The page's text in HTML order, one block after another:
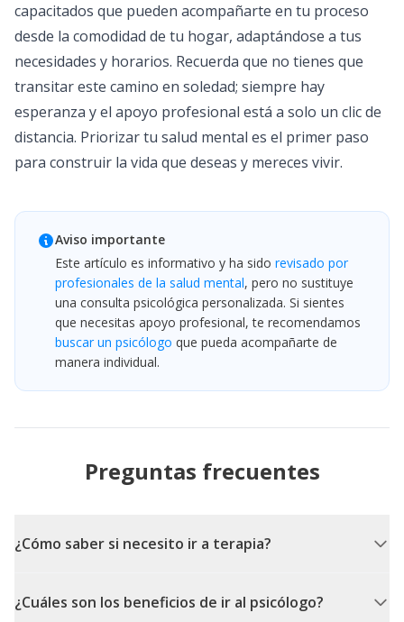
capacitados que pueden acompañarte en tu proceso
desde la comodidad de tu hogar, adaptándose a tus
necesidades y horarios. Recuerda que no tienes que
transitar este camino en soledad; siempre hay
esperanza y el apoyo profesional está a solo un clic de
distancia. Priorizar tu salud mental es el primer paso
para construir la vida que deseas y mereces vivir.
Aviso importante
Este artículo es informativo y ha sido revisado por
profesionales de la salud mental, pero no sustituye
una consulta psicológica personalizada. Si sientes
que necesitas apoyo profesional, te recomendamos
buscar un psicólogo que pueda acompañarte de
manera individual.
Preguntas frecuentes
¿Cómo saber si necesito ir a terapia?
¿Cuáles son los beneficios de ir al psicólogo?